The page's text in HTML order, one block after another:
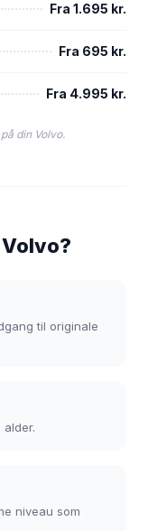
Fra 1.695 kr.
Fra 695 kr.
Fra 4.995 kr.
din Volvo.
til originale
niveau som